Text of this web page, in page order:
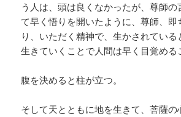
う人は、頭は良くなかったが、尊師の
て早く悟りを開いたように、尊師、即
り、いただく精神で、生かされてい
生きていくことで人間は早く目覚める
腹を決めると柱が立つ。
そして天とともに地を生きて、菩薩